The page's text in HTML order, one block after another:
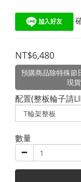
NT$6,480
預購商品除特殊節
現
配置(整板輪子請
數量